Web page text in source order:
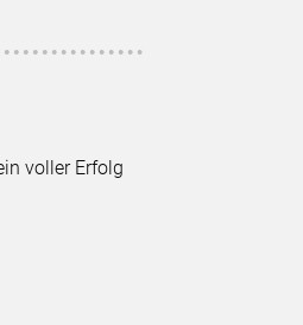
voller Erfolg